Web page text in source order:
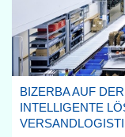
BIZERBA AUF
INTELLIGENTE